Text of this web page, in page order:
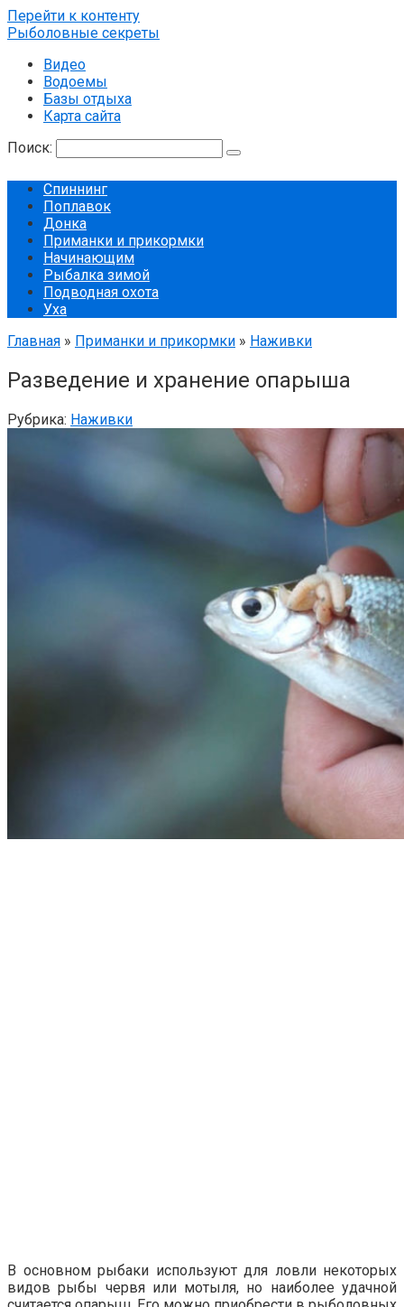
Перейти к контенту
Рыболовные секреты
Видео
Водоемы
Базы отдыха
Карта сайта
Поиск:
Спиннинг
Поплавок
Донка
Приманки и прикормки
Начинающим
Рыбалка зимой
Подводная охота
Уха
Главная » Приманки и прикормки » Наживки
Разведение и хранение опарыша
Рубрика: Наживки
В основном рыбаки используют для ловли некоторых
видов рыбы червя или мотыля, но наиболее удачной